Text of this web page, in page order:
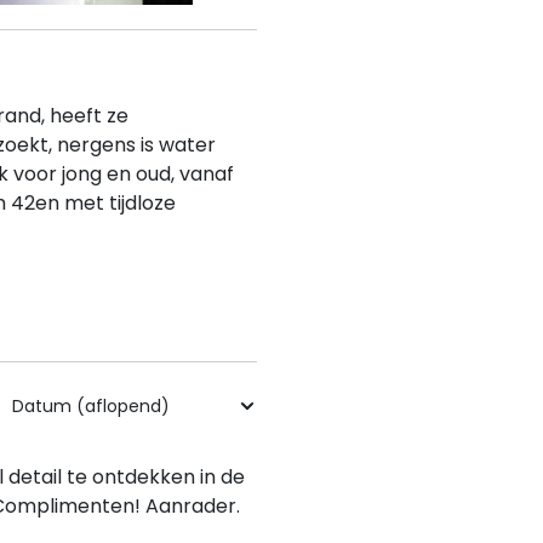
heeft ze
nergens is water
voor jong en oud, vanaf
42en met tijdloze
te ontdekken in de
Aanrader.